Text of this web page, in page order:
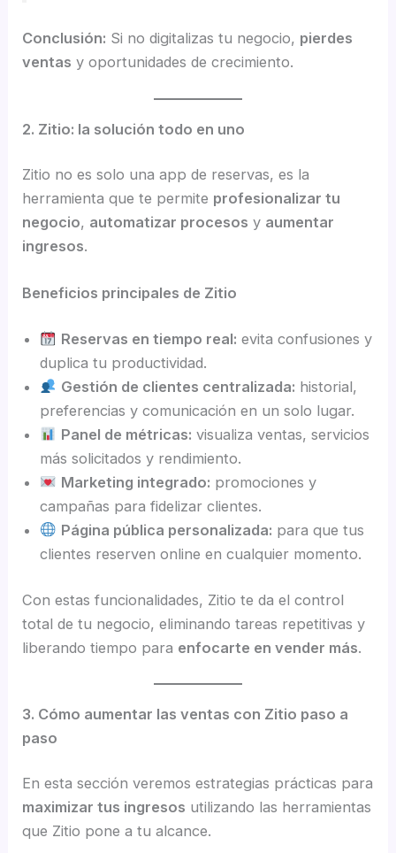
Conclusión: Si no digitalizas tu negocio, pierdes
ventas y oportunidades de crecimiento.
2. Zitio: la solución todo en uno
Zitio no es solo una app de reservas, es la
herramienta que te permite profesionalizar tu
negocio, automatizar procesos y aumentar
ingresos.
Beneficios principales de Zitio
Reservas en tiempo real: evita confusiones y
duplica tu productividad.
Gestión de clientes centralizada: historial,
preferencias y comunicación en un solo lugar.
Panel de métricas: visualiza ventas, servicios
más solicitados y rendimiento.
Marketing integrado: promociones y
campañas para fidelizar clientes.
Página pública personalizada: para que tus
clientes reserven online en cualquier momento.
Con estas funcionalidades, Zitio te da el control
total de tu negocio, eliminando tareas repetitivas y
liberando tiempo para enfocarte en vender más.
3. Cómo aumentar las ventas con Zitio paso a
paso
En esta sección veremos estrategias prácticas para
maximizar tus ingresos utilizando las herramientas
que Zitio pone a tu alcance.